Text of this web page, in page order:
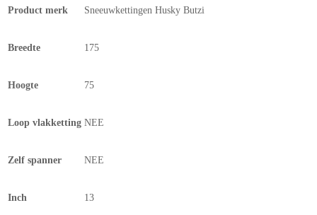
Product merk Sneeuwkettingen Husky Butzi
Breedte 175
Hoogte 75
Loop vlakketting NEE
Zelf spanner NEE
Inch 13